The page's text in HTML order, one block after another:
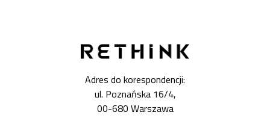
Adres do korespondencji:
ul. Poznańska 16/4,
00-680 Warszawa